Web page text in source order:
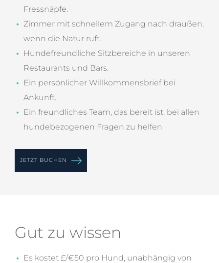
Fressnäpfe.
Zimmer mit schnellem Zugang nach draußen,
wenn die Natur ruft.
Hundefreundliche Sitzbereiche in unseren
Restaurants und Bars.
Ein persönlicher Willkommensbrief bei
Ankunft.
Ein freundliches Team, das bereit ist, bei allen
hundebezogenen Fragen zu helfen
JETZT BUCHEN
Gut zu wissen
Es kostet £/€50 pro Hund, unabhängig von